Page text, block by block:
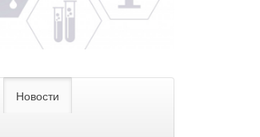
Новости